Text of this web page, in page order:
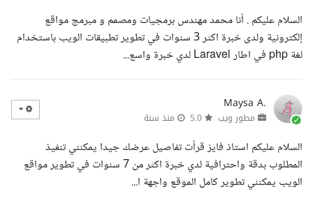
السلام عليكم . أنا محمد مهندس برمجيات ومصمم و مبرمج مواقع
إلكترونية ولدى خبرة اكثر 3 سنوات في تطوير تطبيقات الويب باستخدام
لغة php في اطار Laravel لدي خبرة واسع...
Maysa A.
مطور ويب منذ سنة
السلام عليكم استاذ فايز قرأت تفاصيل عرضك جيدا يمكنني تنفيذ
المطلوب بدقة واحترافية لدي خبرة اكثر من 7 سنوات في تطوير مواقع
الويب يمكنني تطوير كامل الموقع واجهة ا...